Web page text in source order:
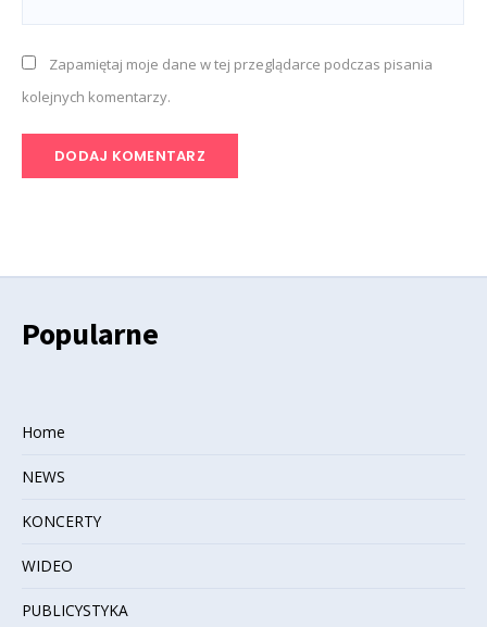
Zapamiętaj moje dane w tej przeglądarce podczas pisania
kolejnych komentarzy.
Popularne
Home
NEWS
KONCERTY
WIDEO
PUBLICYSTYKA